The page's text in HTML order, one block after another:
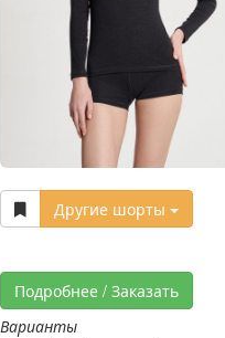
Другие шорты
Подробнее / Заказать
Варианты